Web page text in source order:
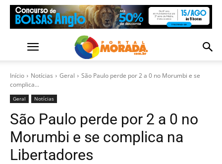
Início Notícias Geral
São Paulo perde por 2 a 0 no Morumbi e se
complica...
Geral Notícias
São Paulo perde por 2 a 0 no
Morumbi e se complica na
Libertadores